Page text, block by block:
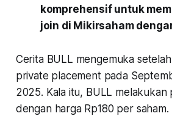
komprehensif untuk
join di Mikirsaham
Cerita BULL mengemuka
private placement pada
2025. Kala itu, BULL
dengan harga Rp180 per